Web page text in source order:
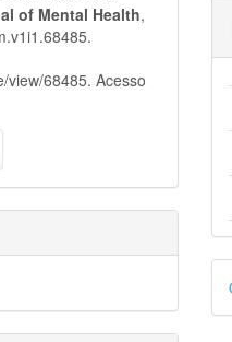
of Mental Health,
view/68485. Acesso